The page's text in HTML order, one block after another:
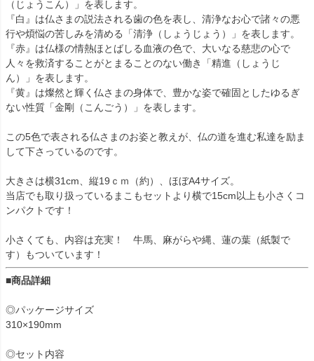
（じょうこん）」を表します。
『白』は仏さまの説法される歯の色を表し、清浄なお心で諸々の悪
行や煩悩の苦しみを清める「清浄（しょうじょう）」を表します。
『赤』は仏様の情熱ほとばしる血液の色で、大いなる慈悲の心で
人々を救済することがとまることのない働き「精進（しょうじ
ん）」を表します。
『黄』は燦然と輝く仏さまの身体で、豊かな姿で確固としたゆるぎ
ない性質「金剛（こんごう）」を表します。
この5色で表される仏さまのお姿と教えが、仏の道を進む私達を励ま
して下さっているのです。
大きさは横31cm、縦19ｃｍ（約）、ほぼA4サイズ。
当店でも取り扱っているまこもセットより横で15cm以上も小さくコ
ンパクトです！
小さくても、内容は充実！ 牛馬、麻がらや縄、蓮の葉（紙製で
す）もついています！
■商品詳細
◎パッケージサイズ
310×190mm
◎セット内容